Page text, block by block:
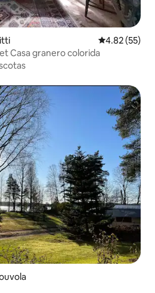
Calificación
4.82 (55)
Casa granero colorida